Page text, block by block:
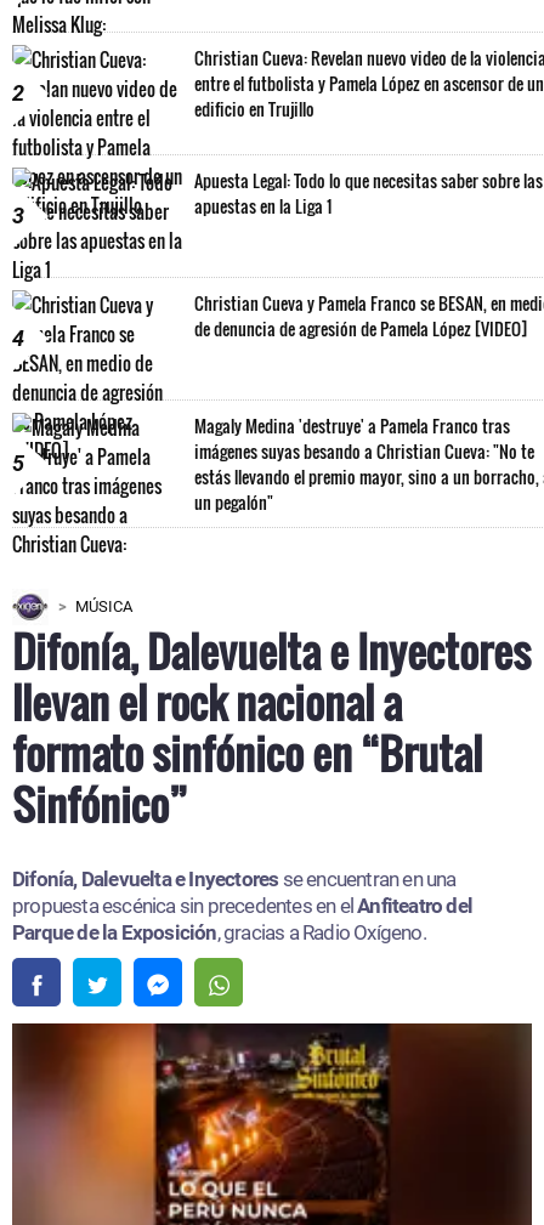
2
Christian Cueva: Revelan nuevo video de la
entre el futbolista y Pamela López en ascensor de un
edificio en Trujillo
3
Apuesta Legal: Todo lo que necesitas saber sobre las
apuestas en la Liga 1
4
Christian Cueva y Pamela Franco se BESAN, en
de denuncia de agresión de Pamela López [VIDEO]
5
Magaly Medina 'destruye' a Pamela Franco tras
imágenes suyas besando a Christian Cueva: "No te
estás llevando el premio mayor, sino a un borracho,
un pegalón"
MÚSICA
Difonía, Dalevuelta e Inyectores
llevan el rock nacional a
formato sinfónico en “Brutal
Sinfónico”
Difonía, Dalevuelta e Inyectores se encuentran en una
propuesta escénica sin precedentes en elAnfiteatro del
Parque de la Exposición, gracias a Radio Oxígeno.